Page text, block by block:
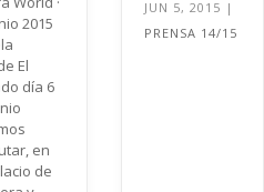
2015
El
día 6
en
de
JUN 5, 2015 |
PRENSA 14/15